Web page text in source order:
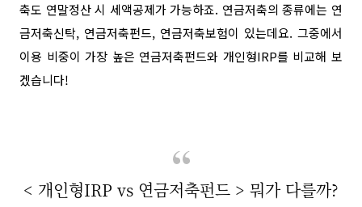
축도 연말정산 시 세액공제가 가능하죠. 연금저축의 종류에는 연
금저축신탁, 연금저축펀드, 연금저축보험이 있는데요. 그중에서
이용 비중이 가장 높은 연금저축펀드와 개인형IRP를 비교해 보
겠습니다!
< 개인형IRP vs 연금저축펀드 > 뭐가 다를까?